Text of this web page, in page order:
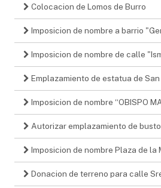
Colocacion de Lomos de Burro
Imposicion de nombre a barrio
Imposicion de nombre de calle
Emplazamiento de estatua de
Imposicion de nombre “OBISPO
Autorizar emplazamiento de
Imposicion de nombre Plaza de la
Donacion de terreno para calle